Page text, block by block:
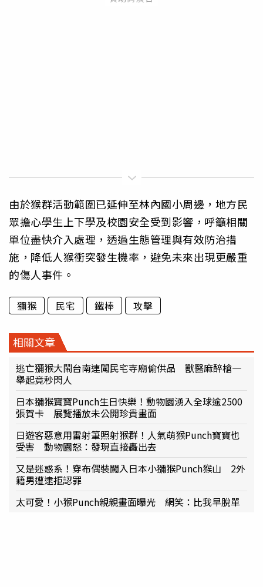
由於猴群活動範圍已延伸至林內國小周邊，地方民
眾擔心學生上下學及校園安全受到影響，呼籲相關
單位盡快介入處理，透過生態管理與有效防治措
施，降低人猴衝突發生機率，避免未來出現更嚴重
的傷人事件。
獼猴 民宅 鐵棒 攻擊
相關文章
逃亡獼猴大鬧台南連闖民宅寺廟偷供品 獸醫麻醉槍一
舉起竟秒閃人
日本獼猴寶寶Punch生日快樂！動物園湧入全球逾2500
張賀卡 展覽播放未公開珍貴畫面
日遊客惡意用雷射筆照射猴群！人氣萌猴Punch寶寶也
受害 動物園怒：發現直接轟出去
又是迷惑系！穿布偶裝闖入日本小獼猴Punch猴山 2外
籍男遭逮拒認罪
太可愛！小猴Punch親親畫面曝光 網笑：比我早脫單